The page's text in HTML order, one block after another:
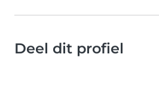
Deel dit profiel